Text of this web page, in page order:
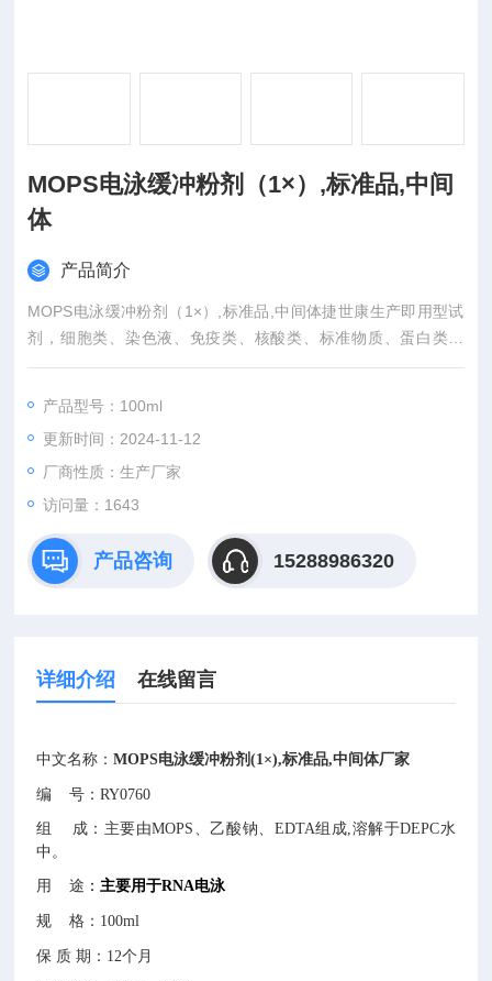
MOPS电泳缓冲粉剂（1×）,标准品,中间
体
产品简介
MOPS电泳缓冲粉剂（1×）,标准品,中间体捷世康生产即用型试
剂，细胞类、染色液、免疫类、核酸类、标准物质、蛋白类。
如：G418溶液等、Schiff试剂、吉姆萨染色液等、通用封片剂
等、SDS-PAGE蛋白加用缓冲液等产品需求量大，也可定制大包
装。
产品型号：100ml
更新时间：2024-11-12
厂商性质：生产厂家
访问量：1643
产品咨询 15288986320
详细介绍 在线留言
中文名称：MOPS电泳缓冲粉剂(1×),标准品,中间体厂家
编 号：RY0760
组 成：主要由MOPS、乙酸钠、EDTA组成,溶解于DEPC水
中。
用 途 ：主要用于RNA电泳
规 格：100ml
保 质 期：12个月